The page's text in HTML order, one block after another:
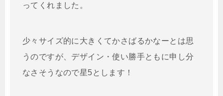
ってくれました。
少々サイズ的に大きくてかさばるかなーとは思
うのですが、デザイン・使い勝手ともに申し分
なさそうなので星5とします！